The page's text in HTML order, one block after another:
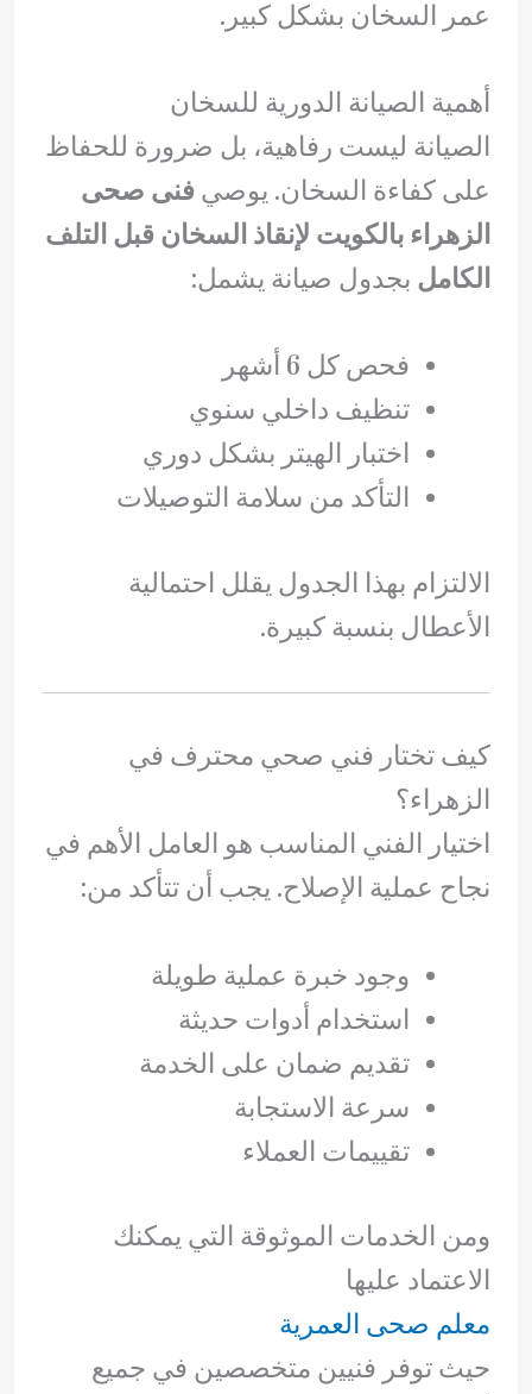
عمر السخان بشكل كبير.
أهمية الصيانة الدورية للسخان
الصيانة ليست رفاهية، بل ضرورة للحفاظ
على كفاءة السخان. يوصيفنى صحى
الزهراء بالكويت لإنقاذ السخان قبل التلف
الكامل بجدول صيانة يشمل:
فحص كل 6 أشهر
تنظيف داخلي سنوي
اختبار الهيتر بشكل دوري
التأكد من سلامة التوصيلات
الالتزام بهذا الجدول يقلل احتمالية
الأعطال بنسبة كبيرة.
كيف تختار فني صحي محترف في
الزهراء؟
اختيار الفني المناسب هو العامل الأهم في
نجاح عملية الإصلاح. يجب أن تتأكد من:
وجود خبرة عملية طويلة
استخدام أدوات حديثة
تقديم ضمان على الخدمة
سرعة الاستجابة
تقييمات العملاء
ومن الخدمات الموثوقة التي يمكنك
الاعتماد عليها
معلم صحى العمرية
حيث توفر فنيين متخصصين في جميع